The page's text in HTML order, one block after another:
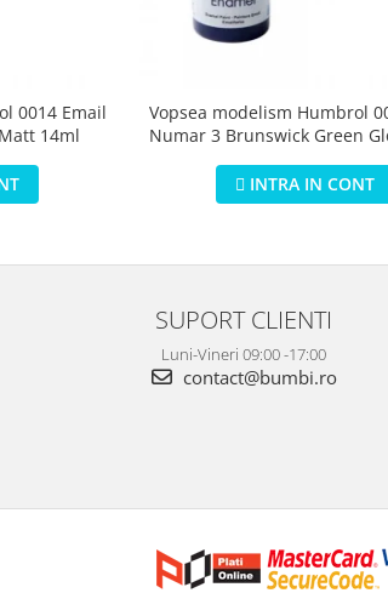
0014 Email
14ml
Vopsea modelism Humbrol
Numar 3 Brunswick Green
INTRA IN CONT
SUPORT CLIENTI
Luni-Vineri 09:00 -17:00
contact@bumbi.ro